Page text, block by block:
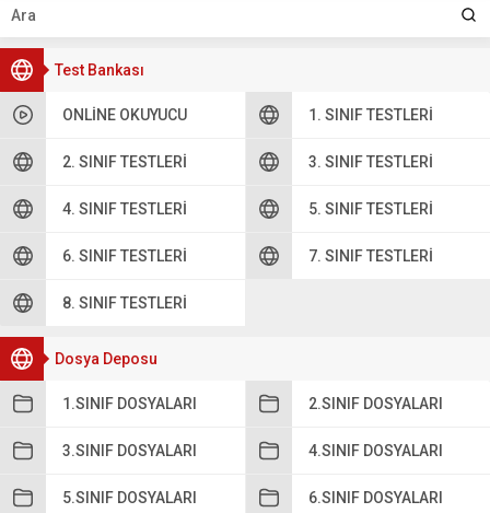
Test Bankası
ONLINE OKUYUCU 1. SINIF TESTLERI
2. SINIF TESTLERI 3. SINIF TESTLERI
4. SINIF TESTLERI 5. SINIF TESTLERI
6. SINIF TESTLERI 7. SINIF TESTLERI
8. SINIF TESTLERI
Dosya Deposu
1.SINIF DOSYALARI 2.SINIF DOSYALARI
3.SINIF DOSYALARI 4.SINIF DOSYALARI
5.SINIF DOSYALARI 6.SINIF DOSYALARI
İndir Çöz Cevap Anahtarı 1. A
2. D 3. B 4. A 5. A 6. ...